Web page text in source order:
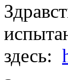
здесь: